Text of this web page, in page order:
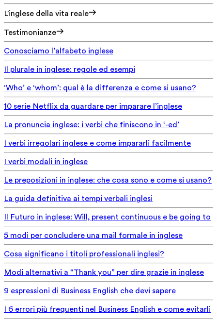
L'inglese della vita reale
Testimonianze
Conosciamo l’alfabeto inglese
Il plurale in inglese: regole ed esempi
‘Who’ e ‘whom’: qual è la differenza e come si usano?
10 serie Netflix da guardare per imparare l’inglese
La pronuncia inglese: i verbi che finiscono in ‘-ed’
I verbi irregolari inglese e come impararli facilmente
I verbi modali in inglese
Le preposizioni in inglese: che cosa sono e come si usano?
La guida definitiva ai tempi verbali inglesi
Il Futuro in inglese: Will, present continuous e be going to
5 modi per concludere una mail formale in inglese
Cosa significano i titoli professionali inglesi?
Modi alternativi a “Thank you” per dire grazie in inglese
9 espressioni di Business English che devi sapere
I 6 errori più frequenti nel Business English e come evitarli